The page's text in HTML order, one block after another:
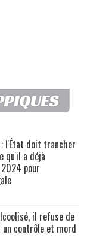
l'État doit trancher
qu'il a déjà
pour
il refuse de
contrôle et mord